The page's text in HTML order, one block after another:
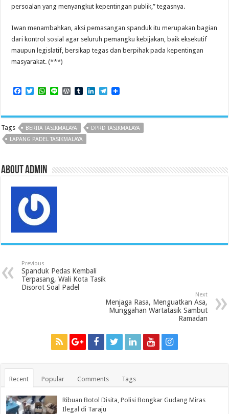
persoalan yang menyangkut kepentingan publik,” tegasnya.
Iwan menambahkan, aksi pemasangan spanduk itu merupakan bagian
dari kontrol sosial agar seluruh pemangku kebijakan, baik eksekutif
maupun legislatif, bersikap tegas dan berpihak pada kepentingan
masyarakat. (***)
F
e
b
o
o
T
t
t
e
r
W
t
s
A
p
L
e
W
d
P
r
e
T
b
l
r
L
k
e
d
T
e
g
r
Tags BERITA TASIKMALAYA
DPRD TASIKMALAYA
LAPANG PADEL TASIKMALAYA
About admin
Previous
Spanduk Pedas Kembali
Terpasang, Wali Kota Tasik
Disorot Soal Padel
Next
Menjaga Rasa, Menguatkan Asa,
Munggahan Wartatasik Sambut
Ramadan
Recent Popular Comments Tags
Ribuan Botol Disita, Polisi Bongkar Gudang Miras
Ilegal di Taraju